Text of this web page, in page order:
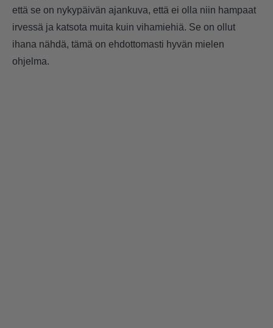
että se on nykypäivän ajankuva, että ei olla niin hampaat
irvessä ja katsota muita kuin vihamiehiä. Se on ollut
ihana nähdä, tämä on ehdottomasti hyvän mielen
ohjelma.